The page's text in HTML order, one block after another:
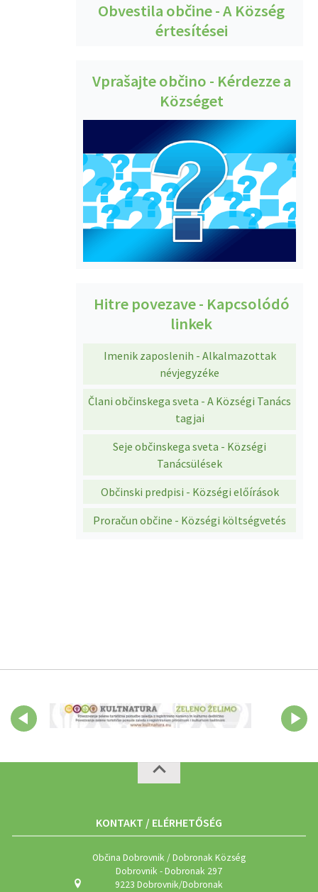
Obvestila občine - A Község
értesítései
Vprašajte občino - Kérdezze a
Községet
Hitre povezave - Kapcsolódó
linkek
Imenik zaposlenih - Alkalmazottak
névjegyzéke
Člani občinskega sveta - A Községi Tanács
tagjai
Seje občinskega sveta - Községi
Tanácsülések
Občinski predpisi - Községi előírások
Proračun občine - Községi költségvetés
KONTAKT / ELÉRHETŐSÉG
Občina Dobrovnik / Dobronak Község
Dobrovnik - Dobronak 297
9223 Dobrovnik/Dobronak